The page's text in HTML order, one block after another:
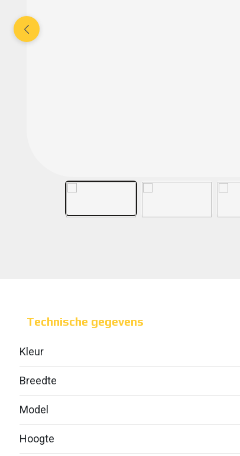
Technische gegevens
Kleur
Breedte
Model
Hoogte